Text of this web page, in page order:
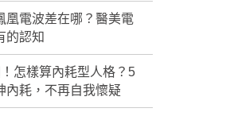
凰電波差在哪？醫美電
的認知
怎樣算內耗型人格？5
內耗，不再自我懷疑